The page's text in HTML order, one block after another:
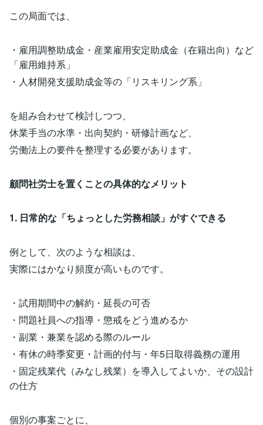
この局面では、
・雇用調整助成金・産業雇用安定助成金（在籍出向）など
「雇用維持系」
・人材開発支援助成金等の「リスキリング系」
を組み合わせて検討しつつ、
休業手当の水準・出向契約・研修計画など、
労働法上の要件を整理する必要があります。
顧問社労士を置くことの具体的なメリット
1. 日常的な「ちょっとした労務相談」がすぐできる
例として、次のような相談は、
実際にはかなり頻度が高いものです。
・試用期間中の解約・延長の可否
・問題社員への指導・懲戒をどう進めるか
・副業・兼業を認める際のルール
・有休の時季変更・計画的付与・年5日取得義務の運用
・固定残業代（みなし残業）を導入してよいか、その設計
の仕方
個別の事案ごとに、